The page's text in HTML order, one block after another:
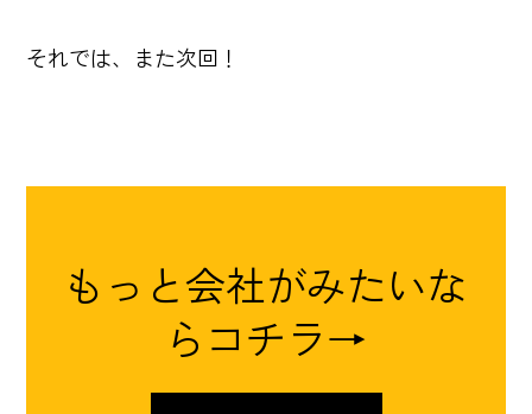
それでは、また次回！
もっと会社がみたいな
らコチラ→